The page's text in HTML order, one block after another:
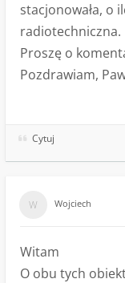
stacjonowała, o
radiotechniczna.
Proszę o
Pozdrawiam,
Cytuj
Wojciech
Witam
O obu tych